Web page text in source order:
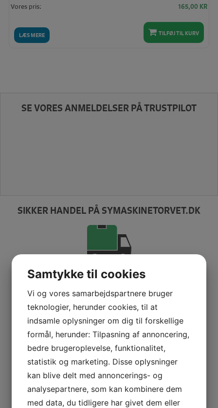
LÆS MERE
Vores pris: 165,00 KR
TILFØJ TIL KURV
SE VORES ANMELDELSER PÅ TRUSTPILOT
SIKKER HANDEL PÅ SYMASKINETORVET.DK
GRATIS LEVERING VED 399,-
100% SIKKER BETALING
ELLERS PENGENE RETUR
Samtykke til cookies
Vi og vores samarbejdspartnere bruger
teknologier, herunder cookies, til at
indsamle oplysninger om dig til forskellige
formål, herunder: Tilpasning af annoncering,
bedre brugeroplevelse, funktionalitet,
statistik og marketing. Disse oplysninger
kan blive delt med annoncerings- og
analysepartnere, som kan kombinere dem
med data, du tidligere har givet dem eller